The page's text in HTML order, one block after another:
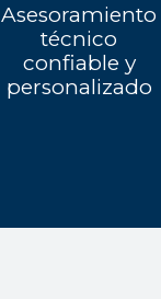
Asesoramiento
técnico
confiable y
personalizado